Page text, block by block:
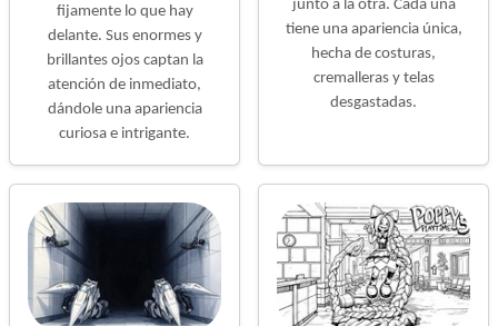
fijamente lo que hay
delante. Sus enormes y
brillantes ojos captan la
atención de inmediato,
dándole una apariencia
curiosa e intrigante.
junto a la otra. Cada una
tiene una apariencia única,
hecha de costuras,
cremalleras y telas
desgastadas.